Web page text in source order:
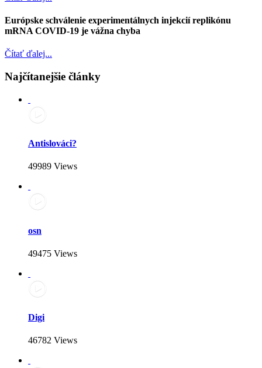
Európske schválenie experimentálnych injekcií replikónu
mRNA COVID-19 je vážna chyba
Čítať ďalej...
Najčítanejšie články
Antislováci?
49989 Views
osn
49475 Views
Digi
46782 Views